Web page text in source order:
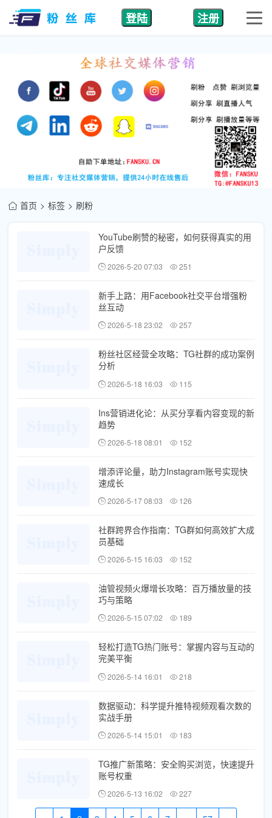
登陆 注册
首页 标签 刷粉
YouTube刷赞的秘密，如何获得真实的用
户反馈
2026-5-20 07:03 251
新手上路：用Facebook社交平台增强粉
丝互动
2026-5-18 23:02 257
粉丝社区经营全攻略：TG社群的成功案例
分析
2026-5-18 16:03 115
Ins营销进化论：从买分享看内容变现的新
趋势
2026-5-18 08:01 152
增添评论量，助力Instagram账号实现快
速成长
2026-5-17 08:03 126
社群跨界合作指南：TG群如何高效扩大成
员基础
2026-5-15 16:03 152
油管视频火爆增长攻略：百万播放量的技
巧与策略
2026-5-15 07:02 189
轻松打造TG热门账号：掌握内容与互动的
完美平衡
2026-5-14 16:01 218
数据驱动：科学提升推特视频观看次数的
实战手册
2026-5-14 15:01 183
TG推广新策略：安全购买浏览，快速提升
账号权重
2026-5-13 16:02 227